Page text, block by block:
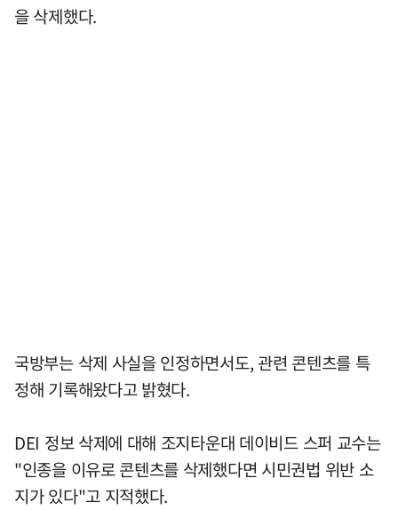
을 삭제했다.
국방부는 삭제 사실을 인정하면서도, 관련 콘텐츠를 특
정해 기록해왔다고 밝혔다.
DEI 정보 삭제에 대해 조지타운대 데이비드 스퍼 교수는
"인종을 이유로 콘텐츠를 삭제했다면 시민권법 위반 소
지가 있다"고 지적했다.